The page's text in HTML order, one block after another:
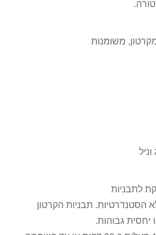
לתבניות
הסטנדרטיות. תבניות הקרטון
יחסית גבוהות.